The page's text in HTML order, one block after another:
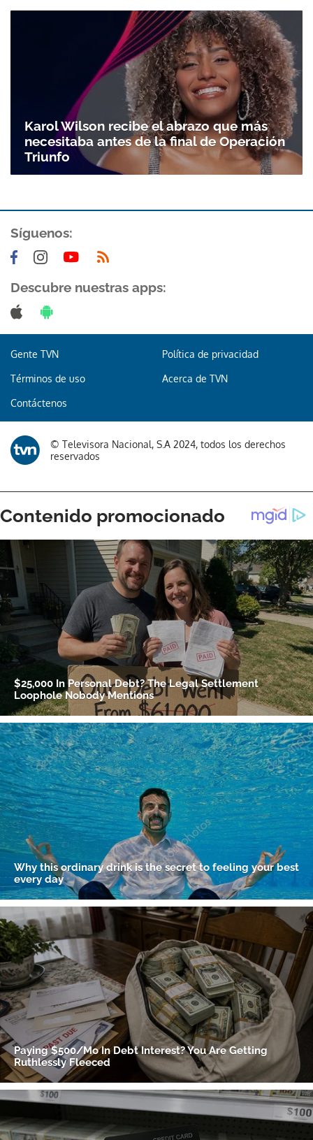
Karol Wilson recibe el abrazo que más
necesitaba antes de la final de Operación
Triunfo
Síguenos:
Descubre nuestras apps:
Gente TVN Política de privacidad
Términos de uso Acerca de TVN
Contáctenos
© Televisora Nacional, S.A 2024, todos los derechos
reservados